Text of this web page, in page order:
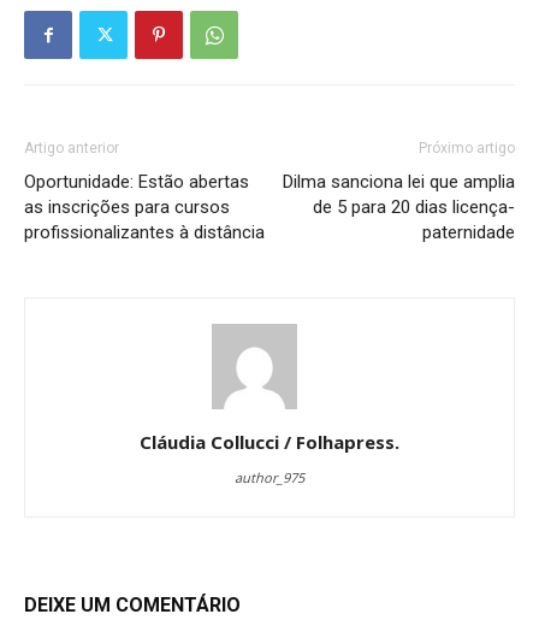
Artigo anterior
Oportunidade: Estão abertas
as inscrições para cursos
profissionalizantes à distância
Próximo artigo
Dilma sanciona lei que amplia
de 5 para 20 dias licença-
paternidade
Cláudia Collucci / Folhapress.
author_975
DEIXE UM COMENTÁRIO